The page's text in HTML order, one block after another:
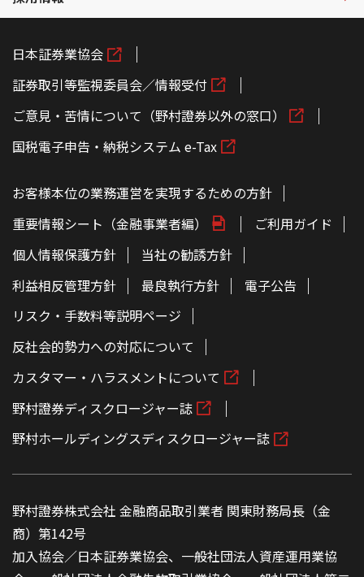
日本証券業協会
証券取引等監視委員会／情報受付
ご意見・苦情について（野村證券以外の窓口）
国税電子申告・納税システム e-Tax
お客様本位の業務運営を実現するための方針
重要情報シート（金融事業者編）
ご利用ガイド
個人情報保護方針
当社の勧誘方針
利益相反管理方針
最良執行方針
電子公告
リスク・手数料等説明ページ
反社会的勢力への対応について
カスタマー・ハラスメントについて
野村證券ディスクロージャー誌
野村ホールディングスディスクロージャー誌
野村證券株式会社 金融商品取引業者 関東財務局長（金
商）第142号
加入協会／日本証券業協会、一般社団法人資産運用業協